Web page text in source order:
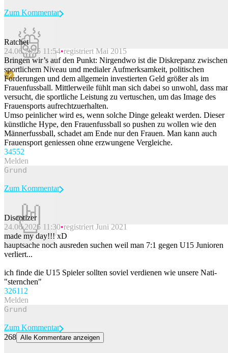
Beitrag melden
Zum Kommentar
Ratchet
24.06.2025 11:54 registriert Mai 2015
Bringen wir’s auf den Punkt: Nirgendwo ist die Diskrepanz zwischen
sportlichem Niveau und medialer Aufmerksamkeit, politischen
Forderungen und dem allgemein investierten Geld größer als im
Frauenfussball. Mittlerweile fühlt man sich dabei so unwohl, dass
versucht, die sportliche Leistung zu vertuschen, um das Image des
Frauensports aufrechtzuerhalten.
Umso peinlicher wird es, wenn solche Dinge geleakt werden. Dieser
künstliche Hype, den Frauenfussball so pushen zu wollen wie den
Männerfussball, schadet am Ende nur den Frauen. Man kann auch
Frauensport geniessen ohne erzwungene Vergleiche.
34552
Melden
Beitrag melden
Zum Kommentar
Discotizer
24.06.2025 11:30 registriert Juni 2021
made my day!!! xD
hauptsache noch ausreden suchen weil man 7:1 gegen U15 Junioren
verliert...
ich finde die U15 Spieler sollten soviel verdienen wie unsere Nati-
"sternchen"
326112
Melden
Zum Kommentar
268 Alle Kommentare anzeigen